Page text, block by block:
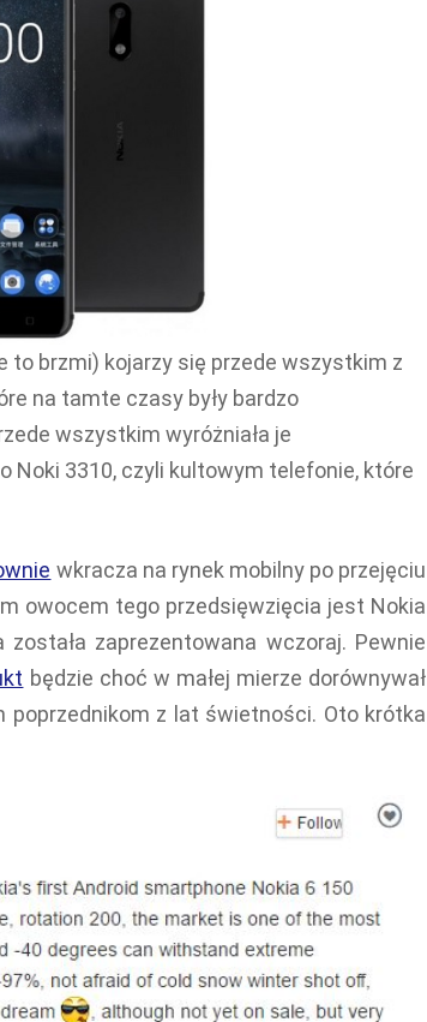
brzmi) kojarzy się przede wszystkim z
na tamte czasy były bardzo
wszystkim wyróżniała je
Noki 3310, czyli kultowym telefonie, które
wkracza na rynek mobilny po przejęciu
owocem tego przedsięwzięcia jest Nokia
została zaprezentowana wczoraj. Pewnie
będzie choć w małej mierze dorównywał
z lat świetności. Oto krótka